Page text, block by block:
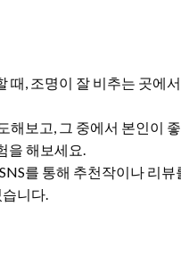
때, 조명이 잘 비추는 곳에
해보고, 그 중에서 본인이
을 해보세요.
를 통해 추천작이나 리
니다.